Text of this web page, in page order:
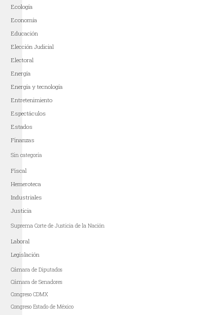
Ecología
Economía
Educación
Elección Judicial
Electoral
Energía
Energía y tecnología
Entretenimiento
Espectáculos
Estados
Finanzas
Sin categoría
Fiscal
Hemeroteca
Industriales
Justicia
Suprema Corte de Justicia de la Nación
Laboral
Legislación
Cámara de Diputados
Cámara de Senadores
Congreso CDMX
Congreso Estado de México